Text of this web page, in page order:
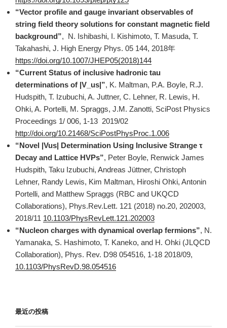
“Vector profile and gauge invariant observables of
string field theory solutions for constant magnetic field
background”, N. Ishibashi, I. Kishimoto, T. Masuda, T.
Takahashi, J. High Energy Phys. 05 144, 2018年
https://doi.org/10.1007/JHEP05(2018)144
“Current Status of inclusive hadronic tau
determinations of |V_us|”, K. Maltman, P.A. Boyle, R.J.
Hudspith, T. Izubuchi, A. Juttner, C. Lehner, R. Lewis, H.
Ohki, A. Portelli, M. Spraggs, J.M. Zanotti, SciPost Physics
Proceedings 1/ 006, 1-13 2019/02
http://doi.org/10.21468/SciPostPhysProc.1.006
“Novel |Vus| Determination Using Inclusive Strange τ
Decay and Lattice HVPs”, Peter Boyle, Renwick James
Hudspith, Taku Izubuchi, Andreas Jüttner, Christoph
Lehner, Randy Lewis, Kim Maltman, Hiroshi Ohki, Antonin
Portelli, and Matthew Spraggs (RBC and UKQCD
Collaborations), Phys.Rev.Lett. 121 (2018) no.20, 202003,
2018/11 10.1103/PhysRevLett.121.202003
“Nucleon charges with dynamical overlap fermions”, N.
Yamanaka, S. Hashimoto, T. Kaneko, and H. Ohki (JLQCD
Collaboration), Phys. Rev. D98 054516, 1-18 2018/09,
10.1103/PhysRevD.98.054516
最近の投稿